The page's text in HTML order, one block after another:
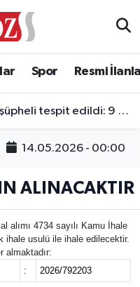
Spor Resmi
edildi: 9 kişi tutuklandı
14.05.2026 - 00:00
ALINACAKTIR
alımı 4734 sayılı Kamu İhale
ihale usulü ile ihale edilecektir.
almaktadır:
: 2026/792203
Fikstür